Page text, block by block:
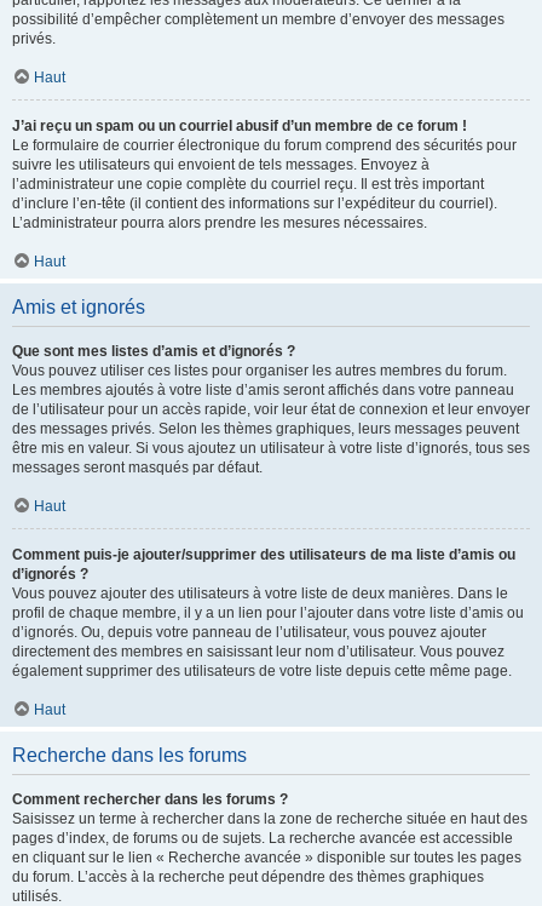
possibilité d’empêcher complètement un membre d’envoyer des messages
privés.
Haut
J’ai reçu un spam ou un courriel abusif d’un membre de ce forum !
Le formulaire de courrier électronique du forum comprend des sécurités pour
suivre les utilisateurs qui envoient de tels messages. Envoyez à
l’administrateur une copie complète du courriel reçu. Il est très important
d’inclure l’en-tête (il contient des informations sur l’expéditeur du courriel).
L’administrateur pourra alors prendre les mesures nécessaires.
Haut
Amis et ignorés
Que sont mes listes d’amis et d’ignorés ?
Vous pouvez utiliser ces listes pour organiser les autres membres du forum.
Les membres ajoutés à votre liste d’amis seront affichés dans votre panneau
de l’utilisateur pour un accès rapide, voir leur état de connexion et leur envoyer
des messages privés. Selon les thèmes graphiques, leurs messages peuvent
être mis en valeur. Si vous ajoutez un utilisateur à votre liste d’ignorés, tous ses
messages seront masqués par défaut.
Haut
Comment puis-je ajouter/supprimer des utilisateurs de ma liste d’amis ou
d’ignorés ?
Vous pouvez ajouter des utilisateurs à votre liste de deux manières. Dans le
profil de chaque membre, il y a un lien pour l’ajouter dans votre liste d’amis ou
d’ignorés. Ou, depuis votre panneau de l’utilisateur, vous pouvez ajouter
directement des membres en saisissant leur nom d’utilisateur. Vous pouvez
également supprimer des utilisateurs de votre liste depuis cette même page.
Haut
Recherche dans les forums
Comment rechercher dans les forums ?
Saisissez un terme à rechercher dans la zone de recherche située en haut des
pages d’index, de forums ou de sujets. La recherche avancée est accessible
en cliquant sur le lien « Recherche avancée » disponible sur toutes les pages
du forum. L’accès à la recherche peut dépendre des thèmes graphiques
utilisés.